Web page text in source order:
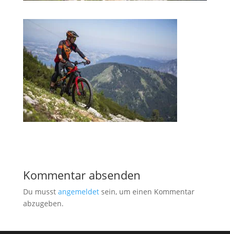
Kommentar absenden
Du musst angemeldetsein, um einen Kommentar
abzugeben.